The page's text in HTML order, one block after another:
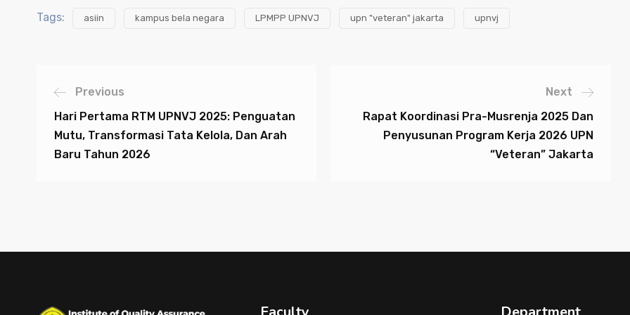
Tags: asiin kampus bela negara LPMPP UPNVJ upn "veteran" jakarta upnvj
Previous
Hari Pertama RTM UPNVJ 2025: Penguatan
Mutu, Transformasi Tata Kelola, Dan Arah
Baru Tahun 2026
Next
Rapat Koordinasi Pra-Musrenja 2025 Dan
Penyusunan Program Kerja 2026 UPN
“Veteran” Jakarta